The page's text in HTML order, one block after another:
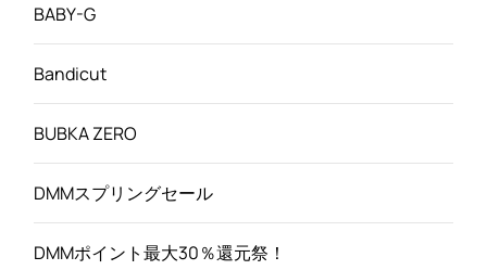
BABY-G
Bandicut
BUBKA ZERO
DMMスプリングセール
DMMポイント最大30％還元祭！